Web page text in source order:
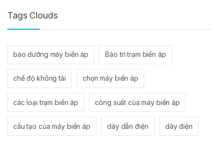
Tags Clouds
bảo dưỡng máy biến áp Bảo trì trạm biến áp
chế độ không tải chọn máy biến áp
các loại trạm biến áp công suất của máy biến áp
cấu tạo của máy biến áp dây dẫn điện dây điện